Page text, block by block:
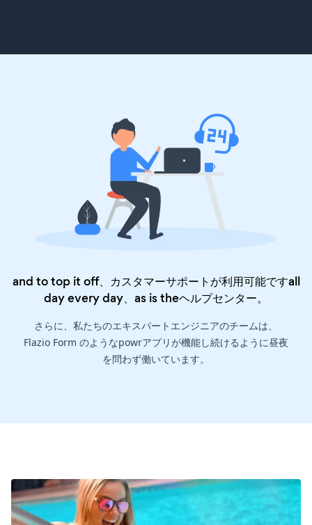
and to top it off、カスタマーサポートが利用可能ですall
day every day、as is theヘルプセンター。
さらに、私たちのエキスパートエンジニアのチームは、
Flazio Form のようなpowrアプリが機能し続けるように昼夜
を問わず働いています。